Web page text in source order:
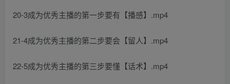
20-3成为优秀主播的第一步要有【播感】.mp4
21-4成为优秀主播的第二步要会【留人】.mp4
22-5成为优秀主播的第三步要懂【话术】.mp4